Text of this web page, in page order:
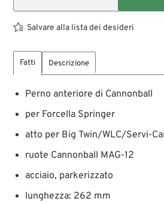
Salvare alla lista dei desideri
Fatti Descrizione
Perno anteriore di Cannonball
per Forcella Springer
atto per Big Twin/WLC/Servi-
ruote Cannonball MAG-12
acciaio, parkerizzato
lunghezza: 262 mm